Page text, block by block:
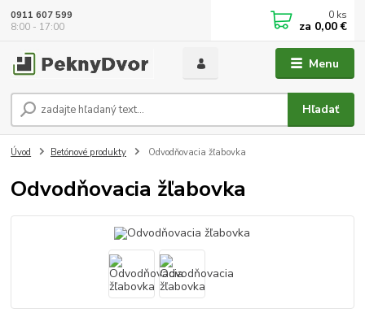
Menu
Hľadať
0911 607 599
8:00 - 17:00
0 ks
za 0,00 €
Úvod Betónové produkty Odvodňovacia žľabovka
Odvodňovacia žľabovka